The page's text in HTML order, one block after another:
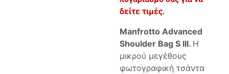
δείτε τιμές.
Manfrotto Advanced
Shoulder Bag S III. H
μικρού μεγέθους
φωτογραφική τσάντα